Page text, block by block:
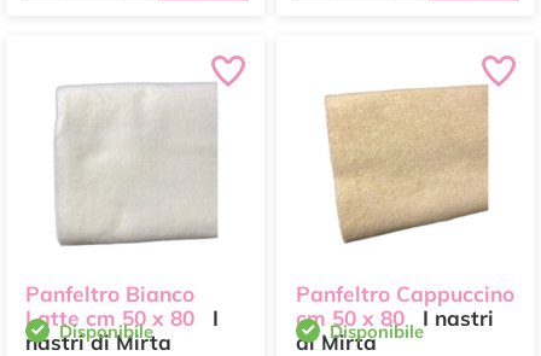
Panfeltro Bianco
Latte cm 50 x 80
I
nastri di Mirta
Disponibile
Panfeltro Cappuccino
cm 50 x 80
I nastri
di Mirta
Disponibile